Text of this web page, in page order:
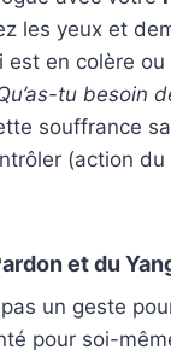
les yeux et
est en colère ou
tu besoin
souffrance
(action du
et du
un geste
pour soi-